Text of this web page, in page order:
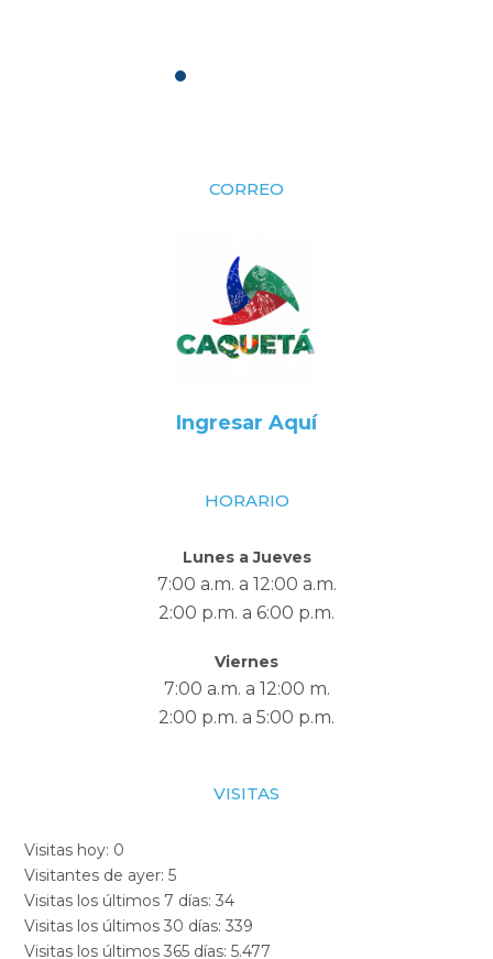
CORREO
Ingresar Aquí
HORARIO
Lunes a Jueves
7:00 a.m. a 12:00 a.m.
2:00 p.m. a 6:00 p.m.
Viernes
7:00 a.m. a 12:00 m.
2:00 p.m. a 5:00 p.m.
VISITAS
Visitas hoy: 0
Visitantes de ayer:5
Visitas los últimos 7 días:34
Visitas los últimos 30 días:339
Visitas los últimos 365 días:5.477